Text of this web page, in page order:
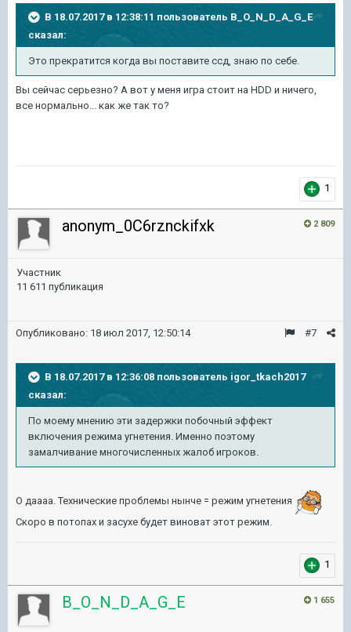
В 18.07.2017 в 12:38:11 пользователь B_O_N_D_A_G_E
сказал:
Это прекратится когда вы поставите ссд, знаю по себе.
Вы сейчас серьезно? А вот у меня игра стоит на HDD и ничего,
все нормально... как же так то?
1
2 809
anonym_0C6rznckifxk
Участник
11 611 публикация
#7
Опубликовано: 18 июл 2017, 12:50:14
В 18.07.2017 в 12:36:08 пользователь igor_tkach2017
сказал:
По моему мнению эти задержки побочный эффект
включения режима угнетения. Именно поэтому
замалчивание многочисленных жалоб игроков.
О даааа. Технические проблемы нынче = режим угнетения
Скоро в потопах и засухе будет виноват этот режим.
1
1 655
B_O_N_D_A_G_E